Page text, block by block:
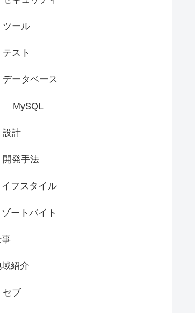
ツール
テスト
データベース
MySQL
設計
開発手法
イフスタイル
ゾートバイト
紹介
セブ